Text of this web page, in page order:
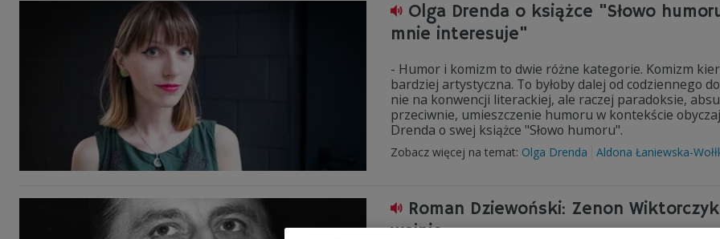
Olga Drenda o książce "Słowo
mnie interesuje"
- Humor i komizm to dwie różne kategorie. Komizm
bardziej artystyczna. To byłoby dalej od codziennego
nie na konwencji literackiej, ale raczej paradoksie,
przeciwnie, umieszczenie humoru w kontekście
Drenda o swej książce "Słowo humoru".
Zobacz więcej na temat: Olga Drenda Aldona Łaniewska-
Roman Dziewoński: Zenon
wojnie